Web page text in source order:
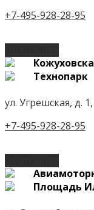
+7-495-928-28-95
Технопарк
ул. Угрешская, д.
+7-495-928-28-95
Площадь